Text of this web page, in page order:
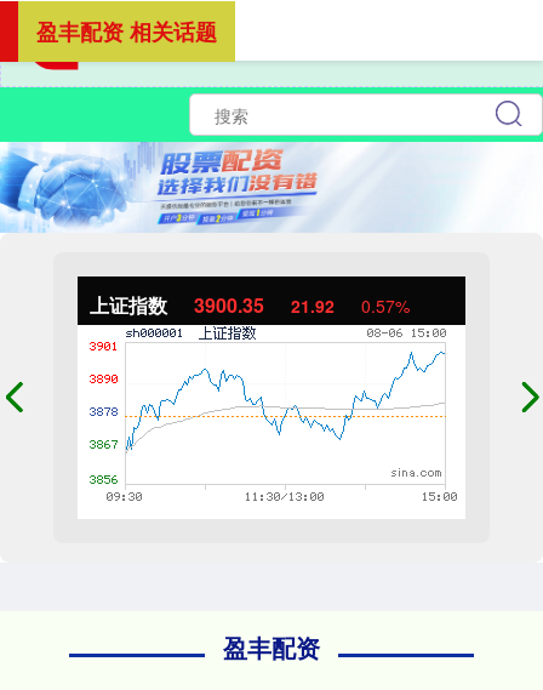
上证指数 3900.35 21.92 0.57%
盈丰配资
盈丰配资 相关话题